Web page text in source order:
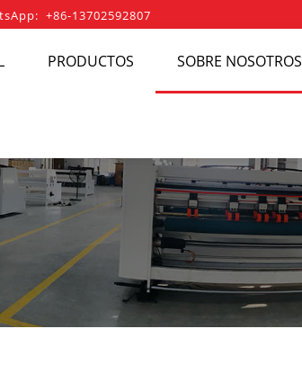
+86-13702592807
PRODUCTOS SOBRE NOSOTROS